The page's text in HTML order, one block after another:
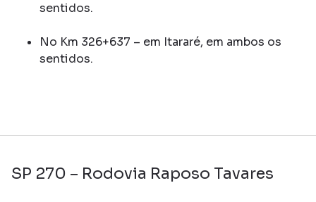
sentidos.
No Km 326+637 – em Itararé, em ambos os
sentidos.
SP 270 – Rodovia Raposo Tavares